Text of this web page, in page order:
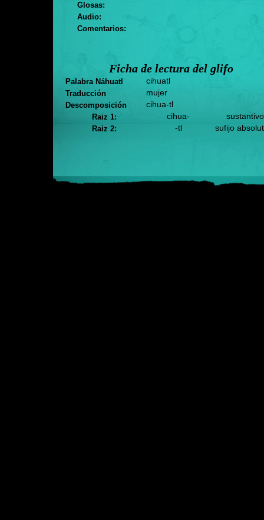
Glosas:
Audio:
Comentarios:
Ficha de lectura del glifo
Palabra Náhuatl cihuatl
Traducción mujer
Descomposición cihua-tl
Raiz 1: cihua- sustantivo
Raiz 2: -tl sufijo